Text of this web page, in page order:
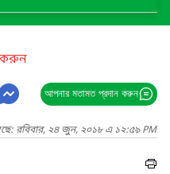
করুন
আপনার মতামত প্রদান করুন
রবিবার, ২৪ জুন, ২০১৮ এ ১২:৫৯ PM